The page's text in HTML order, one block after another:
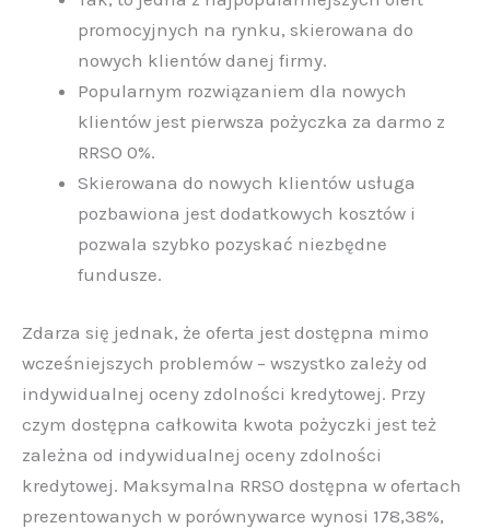
promocyjnych na rynku, skierowana do
nowych klientów danej firmy.
Popularnym rozwiązaniem dla nowych
klientów jest pierwsza pożyczka za darmo z
RRSO 0%.
Skierowana do nowych klientów usługa
pozbawiona jest dodatkowych kosztów i
pozwala szybko pozyskać niezbędne
fundusze.
Zdarza się jednak, że oferta jest dostępna mimo
wcześniejszych problemów – wszystko zależy od
indywidualnej oceny zdolności kredytowej. Przy
czym dostępna całkowita kwota pożyczki jest też
zależna od indywidualnej oceny zdolności
kredytowej. Maksymalna RRSO dostępna w ofertach
prezentowanych w porównywarce wynosi 178,38%,